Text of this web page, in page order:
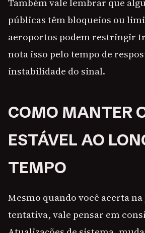
Também vale lembrar que
públicas têm bloqueios ou
aeroportos podem restringir
nota isso pelo tempo de
instabilidade do sinal.
COMO MANTER
ESTÁVEL AO
TEMPO
Mesmo quando você acerta
tentativa, vale pensar em